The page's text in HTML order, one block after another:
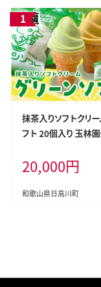
抹茶入りソフトクリ
フト 20個入り 玉林
日高川町 抹茶 ソフト
ム アイス スイーツ
無料---
20,000円
和歌山県日高川町